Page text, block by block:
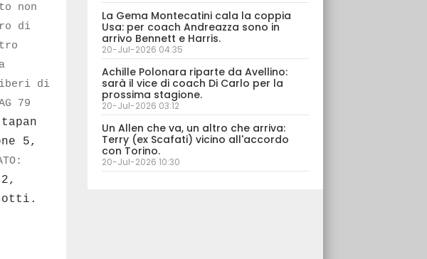
non
di
di
79
5,
La Gema Montecatini cala la coppia
Usa: per coach Andreazza sono in
arrivo Bennett e Harris.
20-Jul-2026 04:35
Achille Polonara riparte da Avellino:
sarà il vice di coach Di Carlo per la
prossima stagione.
20-Jul-2026 03:12
Un Allen che va, un altro che arriva:
Terry (ex Scafati) vicino all'accordo
con Torino.
20-Jul-2026 10:30